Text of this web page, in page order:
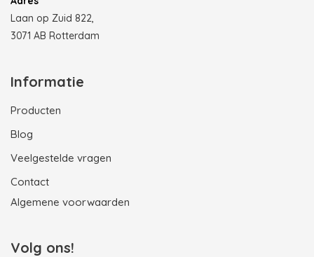
Laan op Zuid 822,
3071 AB Rotterdam
Informatie
Producten
Blog
Veelgestelde vragen
Contact
Algemene voorwaarden
Volg ons!